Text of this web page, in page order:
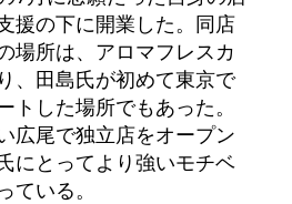
援の下に開業した。同店
場所は、アロマフレスカ
、田島氏が初めて東京で
トした場所でもあった。
広尾で独立店をオープン
にとってより強いモチベ
ている。